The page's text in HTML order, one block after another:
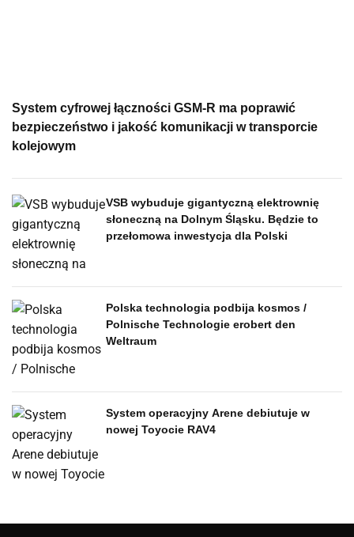
System cyfrowej łączności GSM-R ma poprawić
bezpieczeństwo i jakość komunikacji w transporcie
kolejowym
VSB wybuduje gigantyczną elektrownię
słoneczną na Dolnym Śląsku. Będzie to
przełomowa inwestycja dla Polski
Polska technologia podbija kosmos /
Polnische Technologie erobert den
Weltraum
System operacyjny Arene debiutuje w
nowej Toyocie RAV4